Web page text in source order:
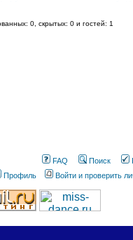
0, скрытых: 0 и гостей: 1
FAQ Поиск
Профиль
Войти и проверить